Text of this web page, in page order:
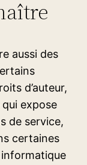
aussi des
d’auteur,
expose
de service,
certaines